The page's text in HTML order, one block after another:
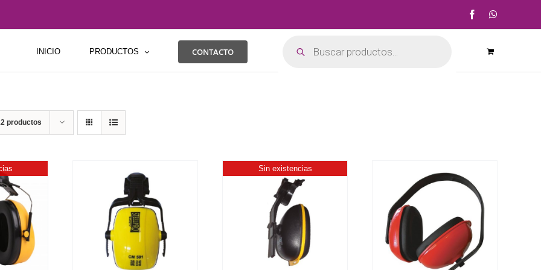
Facebook
INICIO PRODUCTOS CONTACTO
productos
productos
Sin existencias